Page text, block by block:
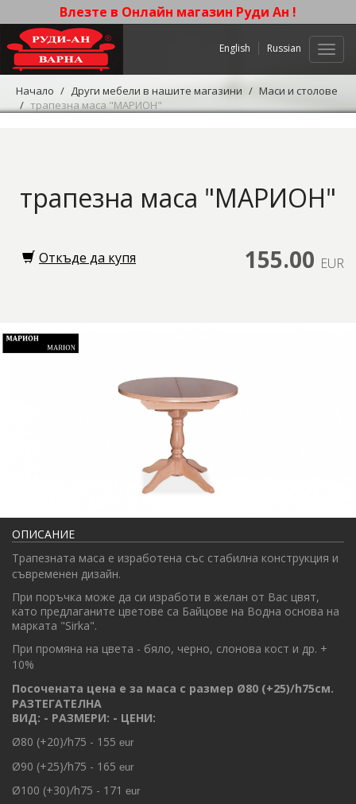
Влезте в Онлайн магазин Руди Ан !
English Russian
Начало Други мебели в нашите магазини
Маси и столове
трапезна маса "МАРИОН"
трапезна маса "МАРИОН"
155.00 EUR
Откъде да купя
ОПИСАНИЕ
Трапезната маса е изработена със стабилна конструкция и
съвременен дизайн.
При поръчка може да си изработи в желан от Вас цвят,
като предлаганите цветове са Байцове на Водна основа на
марката "Sirka".
При промяна на цвета - бяло, черно, слонова кост и др. +
10%
Посочената цена е за маса с размер Ø80 (+25)/h75см.
РАЗТЕГАТЕЛНА
ВИД: - РАЗМЕРИ: - ЦЕНИ:
Ø80 (+20)/h75 - 155 eur
Ø90 (+25)/h75 - 165 eur
Ø100 (+30)/h75 - 171 eur